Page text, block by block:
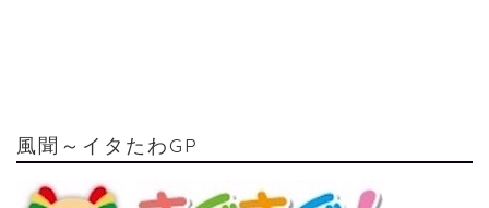
風聞～イタたわGP